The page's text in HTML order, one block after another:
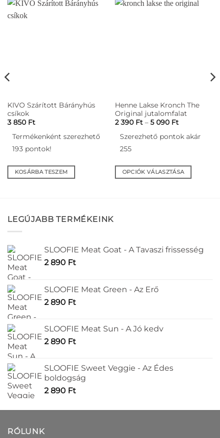
KIVO Szárított Bárányhús
csíkok
3 850 Ft
Termékenként szerezhető
193 pontok!
KOSÁRBA TESZEM
Henne Lakse Kronch The
Original jutalomfalat
2 390 Ft – 5 090 Ft
390 Ft
-
Szerezhető pontok akár
255
OPCIÓK VÁLASZTÁSA
választhatók
LEGÚJABB TERMÉKEINK
SLOOFIE Meat Goat - A Tavaszi frissesség
2 890 Ft
SLOOFIE Meat Green - Az Erő
2 890 Ft
SLOOFIE Meat Sun - A Jó kedv
2 890 Ft
SLOOFIE Sweet Veggie - Az Édes
boldogság
2 890 Ft
RÓLUNK